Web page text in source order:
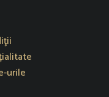
într-o fereastră nouă
urile